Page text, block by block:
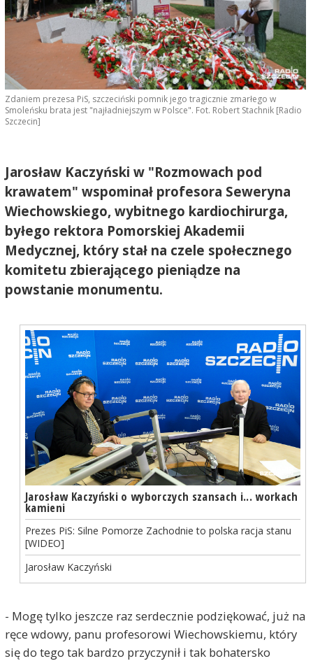
Zdaniem prezesa PiS, szczeciński pomnik jego tragicznie zmarłego w
Smoleńsku brata jest "najładniejszym w Polsce". Fot. Robert Stachnik [Radio
Szczecin]
Jarosław Kaczyński w "Rozmowach pod
krawatem" wspominał profesora Seweryna
Wiechowskiego, wybitnego kardiochirurga,
byłego rektora Pomorskiej Akademii
Medycznej, który stał na czele społecznego
komitetu zbierającego pieniądze na
powstanie monumentu.
Jarosław Kaczyński o wyborczych szansach i... workach
kamieni
Prezes PiS: Silne Pomorze Zachodnie to polska racja stanu
[WIDEO]
Jarosław Kaczyński
- Mogę tylko jeszcze raz serdecznie podziękować, już na
ręce wdowy, panu profesorowi Wiechowskiemu, który
się do tego tak bardzo przyczynił i tak bohatersko